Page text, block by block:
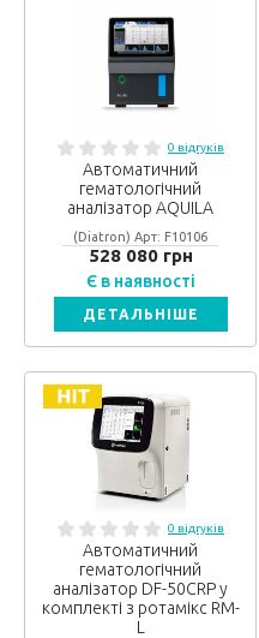
0 відгуків
Автоматичний
гематологічний
аналізатор AQUILA
(Diatron) Арт: F10106
528 080 грн
Є в наявності
ДЕТАЛЬНІШЕ
0 відгуків
Автоматичний
гематологічний
аналізатор DF-50CRP у
комплекті з ротамікс RM-
L